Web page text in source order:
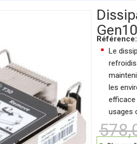
Référence:
Le
les
efficace
usages